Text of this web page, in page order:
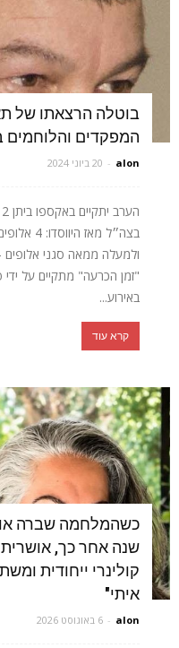
בוטלה הרצאתו של
המפקדים והלוחמים
alon
- 20 ביוני 2024
ולמעלה ממאה סגני אלופים
"זמן הכרעה" מתקיים על ידי
באירוע...
קרא עוד
כשהמלחמה שברה
שנה אחר כך, אושרית
קולינרי ייחודית
איתי"
alon
- 6 באוגוסט 2026